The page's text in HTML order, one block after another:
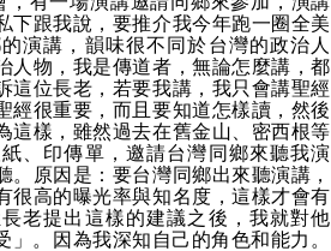
下跟我說，要推介我今年跑一圈全美
演講，韻味很不同於台灣的政治人
人物，我是傳道者，無論怎麼講，都
這位長老，若要我講，我只會講聖經
經很重要，而且要知道怎樣讀，然後
這樣，雖然過去在舊金山、密西根等
、印傳單，邀請台灣同鄉來聽我演
原因是：要台灣同鄉出來聽演講，
很高的曝光率與知名度，這樣才會有
老提出這樣的建議之後，我就對他
。因為我深知自己的角色和能力。